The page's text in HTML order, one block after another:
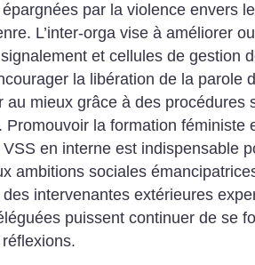
épargnées par la violence envers
L’inter-orga vise à améliorer
et cellules de gestion
la libération de la parole
au mieux grâce à des procédures
Promouvoir la formation féministe
en interne est indispensable
ambitions sociales
des intervenantes extérieures
puissent continuer de se